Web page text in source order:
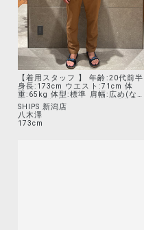
感のネルシャツ。オーセンティッ
クなタータンチェックがおしゃれ
な印象。インナーとしてます羽織
としても活躍。 ◆着用アイテム:デ
ニム 着用サイズ:31 【サイズ感】
程よくスマートなシルエット 【素
材感・着心地】リーバイスの
BLUETABデニム。太すぎないシル
エット、デザイン性があり大人カ
ジュアルな印象。 ご覧いただきあ
りがとうございます！ ▼アミュプ
ラザおおいた店 instagramも更
新してます▼ <a
href="https://www.instagram.co
m/ships_amu_plaza_oita/?hl=ja"
【着用スタッフ 】 年齢:20代前半
身長:173cm ウエスト:71cm 体
重:65kg 体型:標準 肩幅:広め(なで
肩)・猫背 普段サイズ: M 【着用レ
ビュー】 アイテム : シャツ 着用サ
イズ : M サイズ感 : ゆとりあるサ
イズ感。 着心地 : 柔らかく、肌の
SHIPS 新潟店
八木澤
173cm